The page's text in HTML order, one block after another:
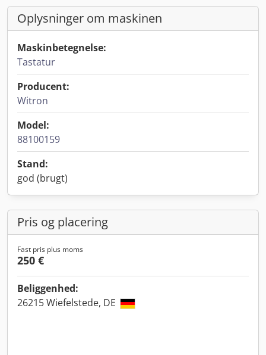
Oplysninger om maskinen
Maskinbetegnelse:
Tastatur
Producent:
Witron
Model:
88100159
Stand:
god (brugt)
Pris og placering
Fast pris plus moms
250 €
Beliggenhed:
26215 Wiefelstede, DE